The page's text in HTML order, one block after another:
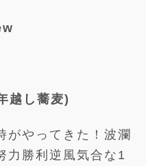
越し蕎麦)
がやってきた！波瀾
力勝利逆風気合な1